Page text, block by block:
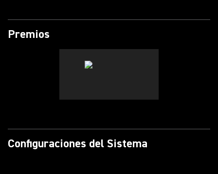
Premios
Configuraciones del Sistema